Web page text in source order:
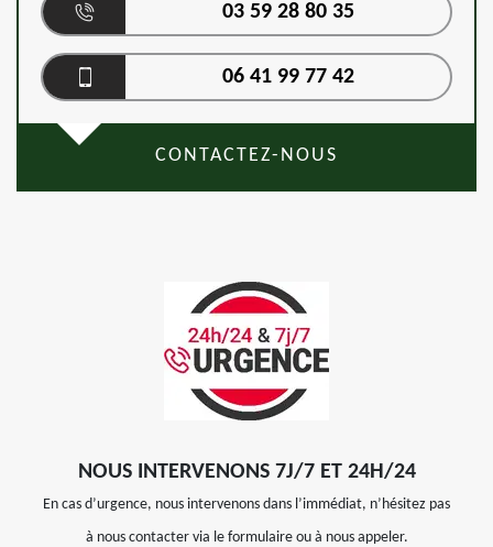
03 59 28 80 35
06 41 99 77 42
CONTACTEZ-NOUS
NOUS INTERVENONS 7J/7 ET 24H/24
En cas d’urgence, nous intervenons dans l’immédiat, n’hésitez pas
à nous contacter via le formulaire ou à nous appeler.